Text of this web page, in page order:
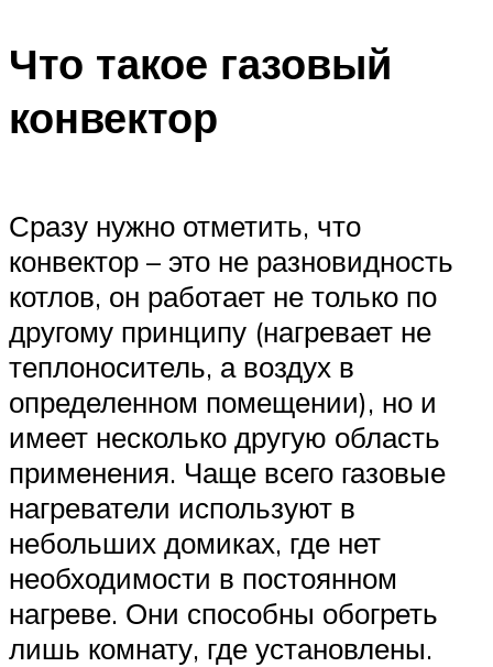
Что такое газовый
конвектор
Сразу нужно отметить, что
конвектор – это не разновидность
котлов, он работает не только по
другому принципу (нагревает не
теплоноситель, а воздух в
определенном помещении), но и
имеет несколько другую область
применения. Чаще всего газовые
нагреватели используют в
небольших домиках, где нет
необходимости в постоянном
нагреве. Они способны обогреть
лишь комнату, где установлены.